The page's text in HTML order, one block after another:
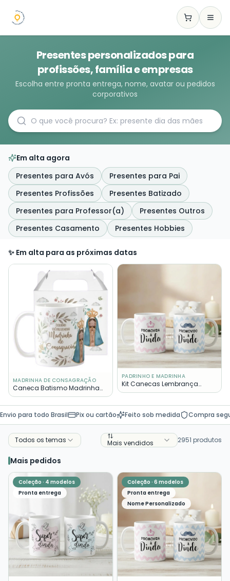
Presentes personalizados para
profissões, família e empresas
Escolha entre pronta entrega, nome, avatar ou pedidos
corporativos
Em alta agora
Presentes para Avós
Presentes para Pai
Presentes Profissões
Presentes Batizado
Presentes para Professor(a)
Presentes Outros
Presentes Casamento
Presentes Hobbies
✨ Em alta para as próximas datas
MADRINHA DE CONSAGRAÇÃO
Caneca Batismo Madrinha
de Consagração Presente
Pronta Entrega
PADRINHO E MADRINHA
Kit Canecas Lembrança
Padrinhos Batizado Crisma
Envio para todo Brasil
Pix ou cartão Feito sob medida Compra
Todos os temas Mais vendidos 2951 produtos
Mais pedidos
Coleção · 4 modelos
Pronta entrega
Coleção · 6 modelos
Pronta entrega
Nome Personalizado